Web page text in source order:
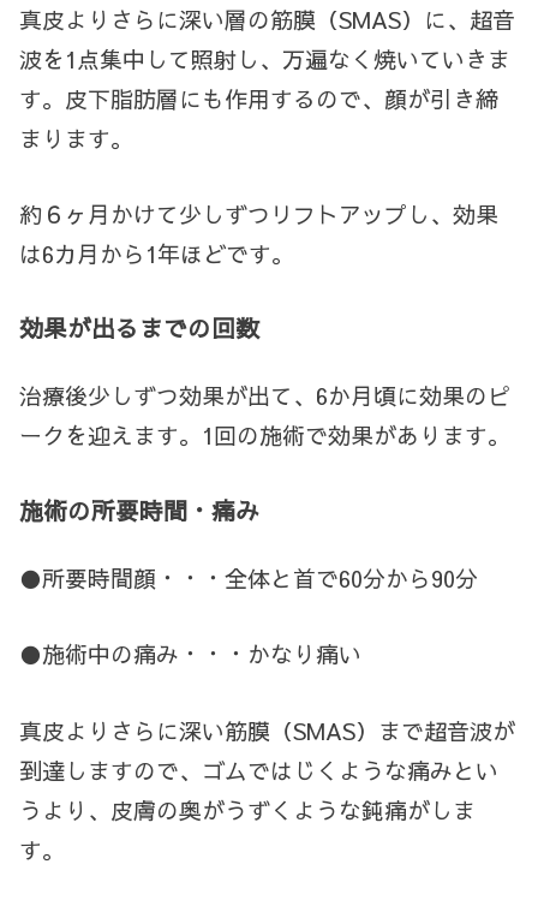
真皮よりさらに深い層の筋膜（SMAS）に、超音
波を1点集中して照射し、万遍なく焼いていきま
す。皮下脂肪層にも作用するので、顔が引き締
まります。
約６ヶ月かけて少しずつリフトアップし、効果
は6カ月から1年ほどです。
効果が出るまでの回数
治療後少しずつ効果が出て、6か月頃に効果のピ
ークを迎えます。1回の施術で効果があります。
施術の所要時間・痛み
●所要時間顔・・・全体と首で60分から90分
●施術中の痛み・・・かなり痛い
真皮よりさらに深い筋膜（SMAS）まで超音波が
到達しますので、ゴムではじくような痛みとい
うより、皮膚の奥がうずくような鈍痛がしま
す。